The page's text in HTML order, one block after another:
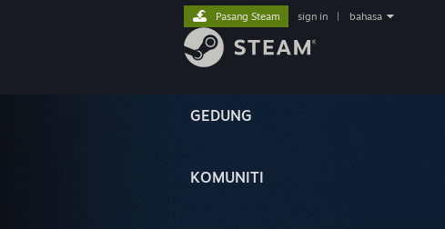
GEDUNG
KOMUNITI
Pasang Steam sign in bahasa